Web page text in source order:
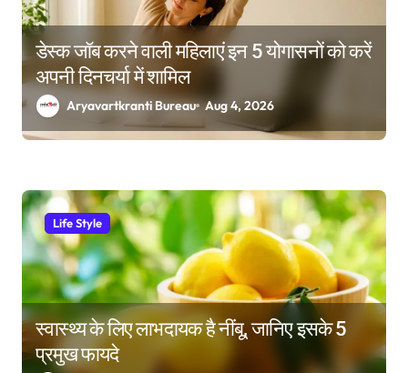
डेस्क जॉब करने वाली महिलाएं इन 5 योगासनों को करें
अपनी दिनचर्या में शामिल
Aryavartkranti Bureau Aug 4, 2026
Life Style
स्वास्थ्य के लिए लाभदायक है नींबू, जानिए इसके 5
प्रमुख फायदे